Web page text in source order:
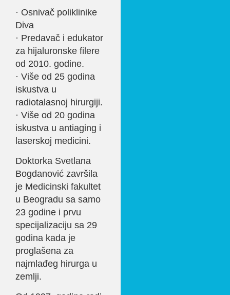
· Osnivač poliklinike
Diva
· Predavač i edukator
za hijaluronske filere
od 2010. godine.
· Više od 25 godina
iskustva u
radiotalasnoj hirurgiji.
· Više od 20 godina
iskustva u antiaging i
laserskoj medicini.
Doktorka Svetlana
Bogdanović završila
je Medicinski fakultet
u Beogradu sa samo
23 godine i prvu
specijalizaciju sa 29
godina kada je
proglašena za
najmlađeg hirurga u
zemlji.